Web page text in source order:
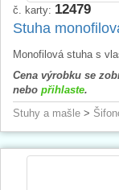
č. karty: 12479
Stuha
Monofilová stuha s
Cena výrobku se
nebo přihlaste.
Stuhy a mašle >